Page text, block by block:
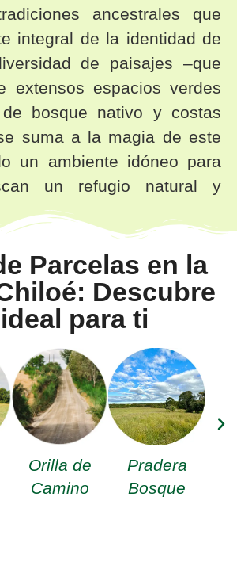
ancestrales que
integral de la identidad de
de paisajes –que
extensos espacios verdes
bosque nativo y costas
suma a la magia de este
un ambiente idóneo para
un refugio natural y
Parcelas en la
Descubre
ideal para ti
Orilla de
Camino
Pradera
Bosque